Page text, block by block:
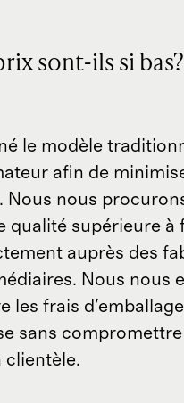
sont-ils si bas?
le modèle
afin de
Nous nous
qualité supérieure à
auprès des
Nous nous
les frais
sans
clientèle.